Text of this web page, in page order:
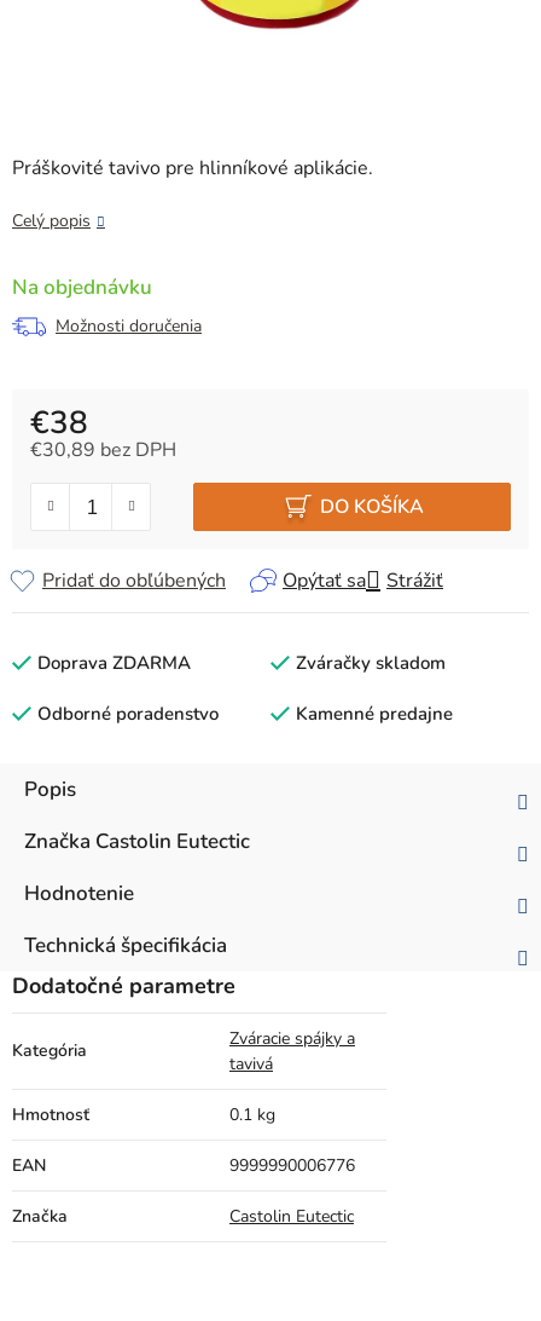
Práškovité tavivo pre hlinníkové aplikácie.
Celý popis
Na objednávku
Možnosti doručenia
€38
€30,89 bez DPH
DO KOŠÍKA
Opýtať sa Strážiť
Pridať do obľúbených
Doprava ZDARMA Zváračky skladom
Odborné poradenstvo Kamenné predajne
Popis
Značka Castolin Eutectic
Hodnotenie
Technická špecifikácia
Dodatočné parametre
Kategória
Zváracie spájky a
tavivá
Hmotnosť 0.1 kg
EAN 9999990006776
Značka Castolin Eutectic